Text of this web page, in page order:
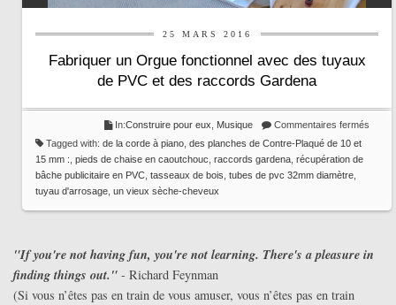
25 MARS 2016
Fabriquer un Orgue fonctionnel avec des tuyaux
de PVC et des raccords Gardena
Commentaires fermés
de
In:Construire pour eux, Musique
Tagged with: de la corde à piano, des planches de Contre-Plaqué de 10 et
15 mm :, pieds de chaise en caoutchouc, raccords gardena, récupération de
bâche publicitaire en PVC, tasseaux de bois, tubes de pvc 32mm diamètre,
tuyau d'arrosage, un vieux sèche-cheveux
"If you're not having fun, you're not learning. There's a pleasure in
finding things out." - Richard Feynman
(Si vous n’êtes pas en train de vous amuser, vous n’êtes pas en train